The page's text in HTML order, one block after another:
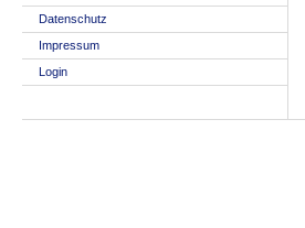
Datenschutz
Impressum
Login